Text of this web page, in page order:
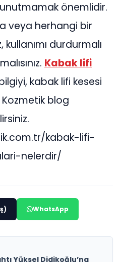
önemlidir.
veya herhangi bir
durdurmalı
Kabak lifi
kabak lifi kesesi
blog
kabak-lifi-
nelerdir/
WhatsApp
Yüksel Didikoğlu’na